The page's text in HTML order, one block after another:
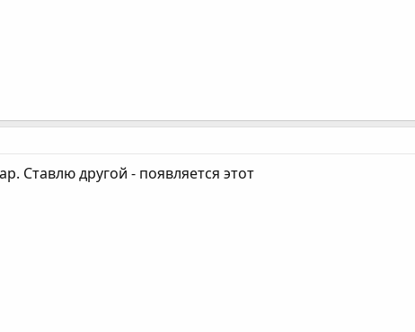
Ставлю другой - появляется этот